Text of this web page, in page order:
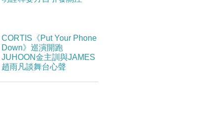
CORTIS《Put Your Phone
Down》巡演開跑
JUHOON金主訓與JAMES
趙雨凡談舞台心聲